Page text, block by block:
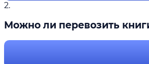
2.
Можно ли перевозить